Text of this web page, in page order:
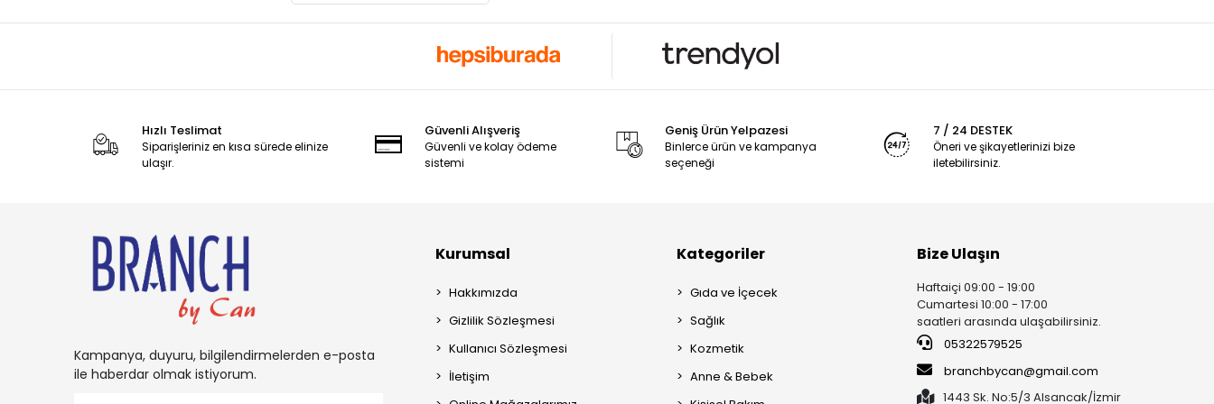
Hızlı Teslimat
Siparişleriniz en kısa sürede elinize
ulaşır.
Güvenli Alışveriş
Güvenli ve kolay ödeme
sistemi
Geniş Ürün Yelpazesi
Binlerce ürün ve kampanya
seçeneği
7 / 24 DESTEK
Öneri ve şikayetlerinizi bize
iletebilirsiniz.
Kampanya, duyuru, bilgilendirmelerden e-posta
ile haberdar olmak istiyorum.
Kurumsal
Hakkımızda
Gizlilik Sözleşmesi
Kullanıcı Sözleşmesi
İletişim
Kategoriler
Gıda ve İçecek
Sağlık
Kozmetik
Anne & Bebek
Bize Ulaşın
Haftaiçi 09:00 - 19:00
Cumartesi 10:00 - 17:00
saatleri arasında ulaşabilirsiniz.
05322579525
branchbycan@gmail.com
1443 Sk. No:5/3 Alsancak/İzmir